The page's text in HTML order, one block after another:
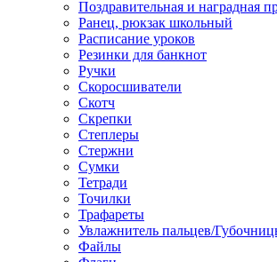
Поздравительная и наградная
Ранец, рюкзак школьный
Расписание уроков
Резинки для банкнот
Ручки
Скоросшиватели
Скотч
Скрепки
Степлеры
Стержни
Сумки
Тетради
Точилки
Трафареты
Увлажнитель пальцев/
Файлы